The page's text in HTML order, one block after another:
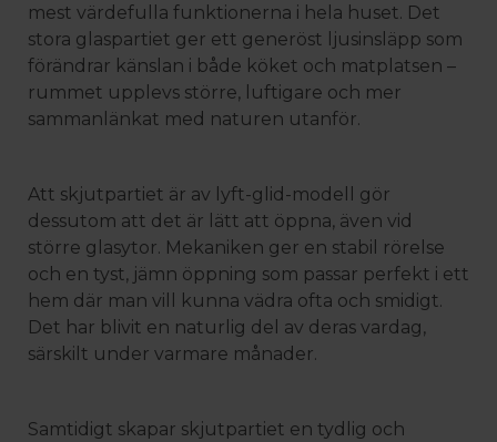
mest värdefulla funktionerna i hela huset. Det
stora glaspartiet ger ett generöst ljusinsläpp som
förändrar känslan i både köket och matplatsen –
rummet upplevs större, luftigare och mer
sammanlänkat med naturen utanför.
Att skjutpartiet är av lyft-glid-modell gör
dessutom att det är lätt att öppna, även vid
större glasytor. Mekaniken ger en stabil rörelse
och en tyst, jämn öppning som passar perfekt i ett
hem där man vill kunna vädra ofta och smidigt.
Det har blivit en naturlig del av deras vardag,
särskilt under varmare månader.
Samtidigt skapar skjutpartiet en tydlig och